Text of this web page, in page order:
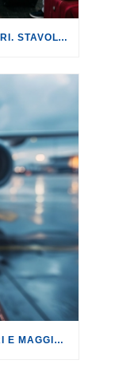
TRENI: NUOVI DISAGI LUNGO I BINARI. STAVOLTA SULLA LINEA AV ROMA-NAPOLI, CON RITARDI FINO A 180 MINUTI.
TURISMO: CANCELLAZIONI, RINCARI E MAGGIORAZIONI DI VOLI E PRENOTAZIONI.